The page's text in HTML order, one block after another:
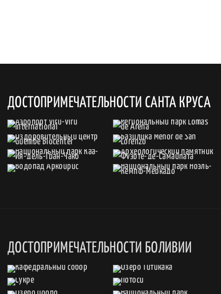
ДОСТОПРИМЕЧАТЕЛЬНОСТИ САНТА КРУСА
ДОСТОПРИМЕЧАТЕЛЬНОСТИ БОЛИВИИ